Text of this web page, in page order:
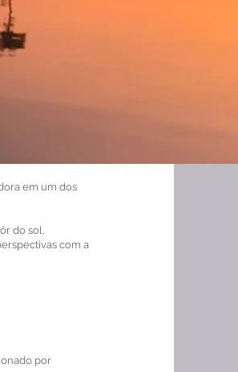
em um dos
do sol,
com a
por